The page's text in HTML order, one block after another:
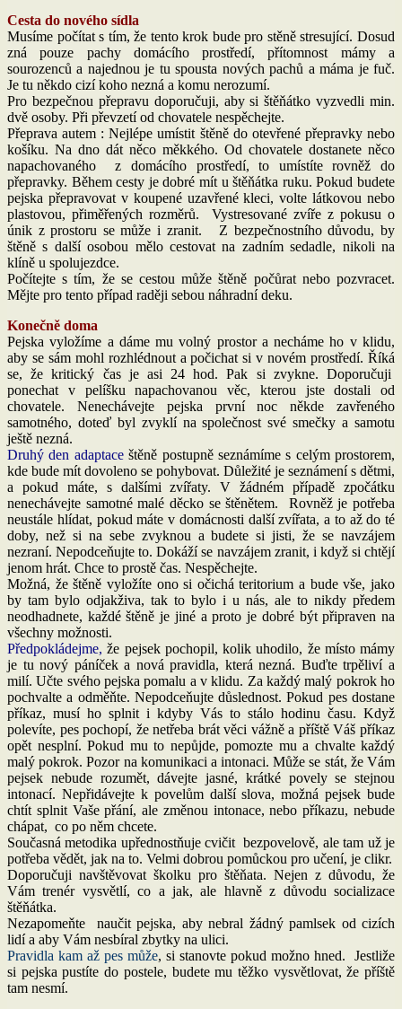
Cesta do nového sídla
Musíme počítat s tím, že tento krok bude pro stěně stresující. Dosud
zná pouze pachy domácího prostředí, přítomnost mámy a
sourozenců a najednou je tu spousta nových pachů a máma je fuč.
Je tu někdo cizí koho nezná a komu nerozumí.
Pro bezpečnou přepravu doporučuji, aby si štěňátko vyzvedli min.
dvě osoby. Při převzetí od chovatele nespěchejte.
Přeprava autem : Nejlépe umístit štěně do otevřené přepravky nebo
košíku. Na dno dát něco měkkého. Od chovatele dostanete něco
napachovaného z domácího prostředí, to umístíte rovněž do
přepravky. Během cesty je dobré mít u štěňátka ruku. Pokud budete
pejska přepravovat v koupené uzavřené kleci, volte látkovou nebo
plastovou, přiměřených rozměrů. Vystresované zvíře z pokusu o
únik z prostoru se může i zranit. Z bezpečnostního důvodu, by
štěně s další osobou mělo cestovat na zadním sedadle, nikoli na
klíně u spolujezdce.
Počítejte s tím, že se cestou může štěně počůrat nebo pozvracet.
Mějte pro tento případ raději sebou náhradní deku.
Konečně doma
Pejska vyložíme a dáme mu volný prostor a necháme ho v klidu,
aby se sám mohl rozhlédnout a počichat si v novém prostředí. Říká
se, že kritický čas je asi 24 hod. Pak si zvykne. Doporučuji
ponechat v pelíšku napachovanou věc, kterou jste dostali od
chovatele. Nenechávejte pejska první noc někde zavřeného
samotného, doteď byl zvyklí na společnost své smečky a samotu
ještě nezná.
Druhý den adaptaceštěně postupně seznámíme s celým prostorem,
kde bude mít dovoleno se pohybovat. Důležité je seznámení s dětmi,
a pokud máte, s dalšími zvířaty. V žádném případě zpočátku
nenechávejte samotné malé děcko se štěnětem. Rovněž je potřeba
neustále hlídat, pokud máte v domácnosti další zvířata, a to až do té
doby, než si na sebe zvyknou a budete si jisti, že se navzájem
nezraní. Nepodceňujte to. Dokáží se navzájem zranit, i když si chtějí
jenom hrát. Chce to prostě čas. Nespěchejte.
Možná, že štěně vyložíte ono si očichá teritorium a bude vše, jako
by tam bylo odjakživa, tak to bylo i u nás, ale to nikdy předem
neodhadnete, každé štěně je jiné a proto je dobré být připraven na
všechny možnosti.
Předpokládejme, že pejsek pochopil, kolik uhodilo, že místo mámy
je tu nový páníček a nová pravidla, která nezná. Buďte trpěliví a
milí. Učte svého pejska pomalu a v klidu. Za každý malý pokrok ho
pochvalte a odměňte. Nepodceňujte důslednost. Pokud pes dostane
příkaz, musí ho splnit i kdyby Vás to stálo hodinu času. Když
polevíte, pes pochopí, že netřeba brát věci vážně a příště Váš příkaz
opět nesplní. Pokud mu to nepůjde, pomozte mu a chvalte každý
malý pokrok. Pozor na komunikaci a intonaci. Může se stát, že Vám
pejsek nebude rozumět, dávejte jasné, krátké povely se stejnou
intonací. Nepřidávejte k povelům další slova, možná pejsek bude
chtít splnit Vaše přání, ale změnou intonace, nebo příkazu, nebude
chápat, co po něm chcete.
Současná metodika upřednostňuje cvičit bezpovelově, ale tam už je
potřeba vědět, jak na to. Velmi dobrou pomůckou pro učení, je clikr.
Doporučuji navštěvovat školku pro štěňata. Nejen z důvodu, že
Vám trenér vysvětlí, co a jak, ale hlavně z důvodu socializace
štěňátka.
Nezapomeňte naučit pejska, aby nebral žádný pamlsek od cizích
lidí a aby Vám nesbíral zbytky na ulici.
Pravidla kam až pes může, si stanovte pokud možno hned. Jestliže
si pejska pustíte do postele, budete mu těžko vysvětlovat, že příště
tam nesmí.